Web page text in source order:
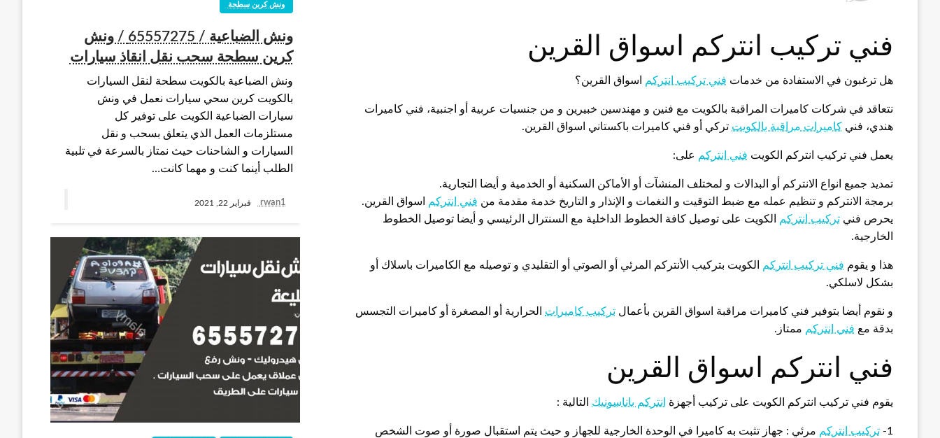
فني تركيب انتركم اسواق القرين
هل ترغبون في الاستفادة من خدمات فني تركيب انتركم اسواق القرين؟
نتعاقد في شركات كاميرات المراقبة بالكويت مع فنين و مهندسين خبيرين و من جنسيات عربية أو اجنبية، فني كاميرات
هندي، فني كاميرات مراقبة بالكويت تركي أو فني كاميرات باكستاني اسواق القرين.
يعمل فني تركيب انتركم الكويت فني انتركم على:
تمديد جميع انواع الانتركم أو البدالات و لمختلف المنشآت أو الأماكن السكنية أو الخدمية و أيضا التجارية.
برمجة الانتركم و تنظيم عمله مع ضبط التوقيت و النغمات و الإنذار و التاريخ خدمة مقدمة من فني انتركم
اسواق القرين.
يحرص فني تركيب انتركم
الكويت على توصيل كافة الخطوط الداخلية مع السنترال الرئيسي و أيضا توصيل الخطوط
الخارجية.
هذا و يقوم فني تركيب انتركم
الكويت بتركيب الأنتركم المرئي أو الصوتي أو التقليدي و توصيله مع الكاميرات باسلاك أو
بشكل لاسلكي.
و نقوم أيضا بتوفير فني كاميرات مراقبة اسواق القرين بأعمال تركيب كاميرات الحرارية أو المصغرة أو كاميرات التجسس
بدقة مع فني انتركم ممتاز.
فني انتركم اسواق القرين
يقوم فني تركيب انتركم الكويت على تركيب أجهزة انتركم باناسونيك التالية :
1- تركيب انتركم مرئي : جهاز تثبت به كاميرا في الوحدة الخارجية للجهاز و حيث يتم استقبال صورة أو صوت الشخص
ونش كرين سطحة
ونش الضباعية / 65557275 / ونش
كرين سطحة سحب نقل انقاذ سيارات
ونش الضباعية بالكويت سطحة لنقل السيارات
بالكويت كرين سحي سيارات نعمل في ونش
سيارات الضباعية الكويت على توفير كل
مستلزمات العمل الذي يتعلق بسحب و نقل
السيارات و الشاحنات حيث نمتاز بالسرعة في تلبية
الطلب أينما كنت و مهما كانت…
rwan1 فبراير 22, 2021